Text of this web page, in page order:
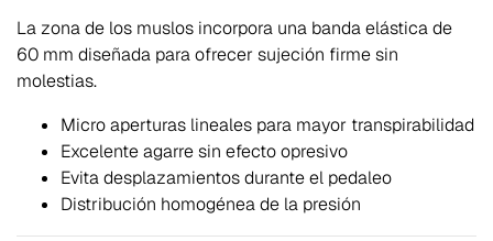
La zona de los muslos incorpora una banda elástica de
60 mm diseñada para ofrecer sujeción firme sin
molestias.
Micro aperturas lineales para mayor transpirabilidad
Excelente agarre sin efecto opresivo
Evita desplazamientos durante el pedaleo
Distribución homogénea de la presión